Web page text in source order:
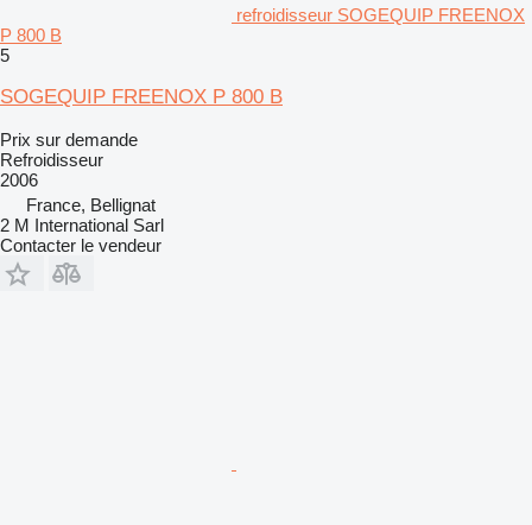
refroidisseur SOGEQUIP FREENOX
P 800 B
5
SOGEQUIP FREENOX P 800 B
Prix sur demande
Refroidisseur
2006
France, Bellignat
2 M International Sarl
Contacter le vendeur